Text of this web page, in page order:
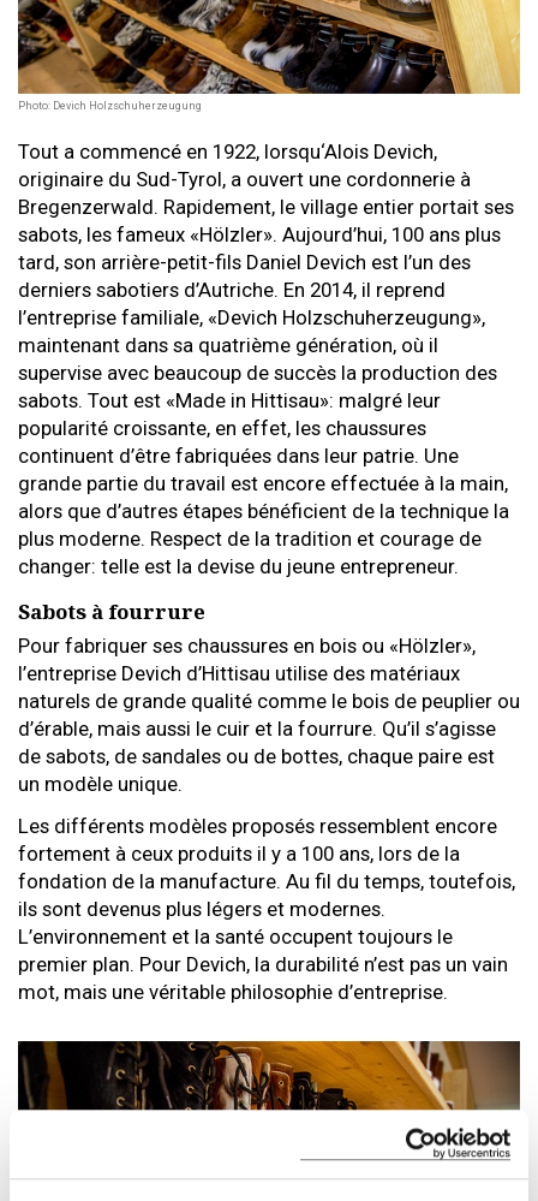
Photo: Devich Holzschuherzeugung
Tout a commencé en 1922, lorsqu‘Alois Devich,
originaire du Sud-Tyrol, a ouvert une cordonnerie à
Bregenzerwald. Rapidement, le village entier portait ses
sabots, les fameux «Hölzler». Aujourd’hui, 100 ans plus
tard, son arrière-petit-fils Daniel Devich est l’un des
derniers sabotiers d’Autriche. En 2014, il reprend
l’entreprise familiale, «Devich Holzschuherzeugung»,
maintenant dans sa quatrième génération, où il
supervise avec beaucoup de succès la production des
sabots. Tout est «Made in Hittisau»: malgré leur
popularité croissante, en effet, les chaussures
continuent d’être fabriquées dans leur patrie. Une
grande partie du travail est encore effectuée à la main,
alors que d’autres étapes bénéficient de la technique la
plus moderne. Respect de la tradition et courage de
changer: telle est la devise du jeune entrepreneur.
Sabots à fourrure
Pour fabriquer ses chaussures en bois ou «Hölzler»,
l’entreprise Devich d’Hittisau utilise des matériaux
naturels de grande qualité comme le bois de peuplier ou
d’érable, mais aussi le cuir et la fourrure. Qu’il s’agisse
de sabots, de sandales ou de bottes, chaque paire est
un modèle unique.
Les différents modèles proposés ressemblent encore
fortement à ceux produits il y a 100 ans, lors de la
fondation de la manufacture. Au fil du temps, toutefois,
ils sont devenus plus légers et modernes.
L’environnement et la santé occupent toujours le
premier plan. Pour Devich, la durabilité n’est pas un vain
mot, mais une véritable philosophie d’entreprise.